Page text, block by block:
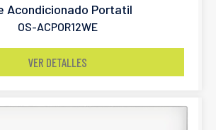
Acondicionado Portatil
OS-ACPOR12WE
VER DETALLES